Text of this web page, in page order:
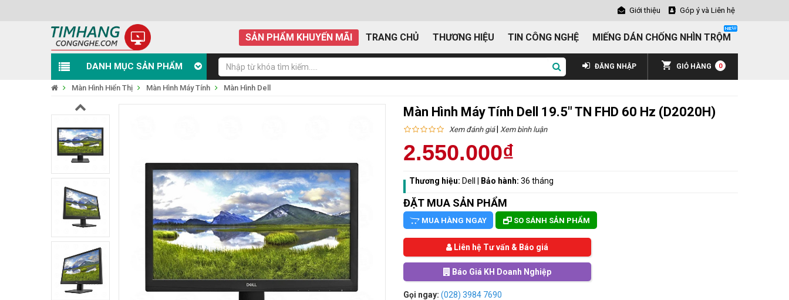
Giới thiệu Góp ý và Liên hệ
SẢN PHẨM KHUYẾN MÃI TRANG CHỦ THƯƠNG HIỆU TIN CÔNG NGHỆ MIẾNG DÁN CHỐNG NHÌN TRỘM
DANH MỤC SẢN PHẨM GIỎ HÀNG 0
ĐĂNG NHẬP
Màn Hình Hiển Thị Màn Hình Máy Tính Màn Hình Dell
Màn Hình Máy Tính Dell 19.5" TN FHD 60 Hz (D2020H)
Xem đánh giá| Xem bình luận
2.550.000₫
Thương hiệu: Dell Bảo hành: 36 tháng
ĐẶT MUA SẢN PHẨM
MUA HÀNG NGAY SO SÁNH SẢN PHẨM
Liên hệ Tư vấn & Báo giá
Báo Giá KH Doanh Nghiệp
Gọi ngay: (028) 3984 7690